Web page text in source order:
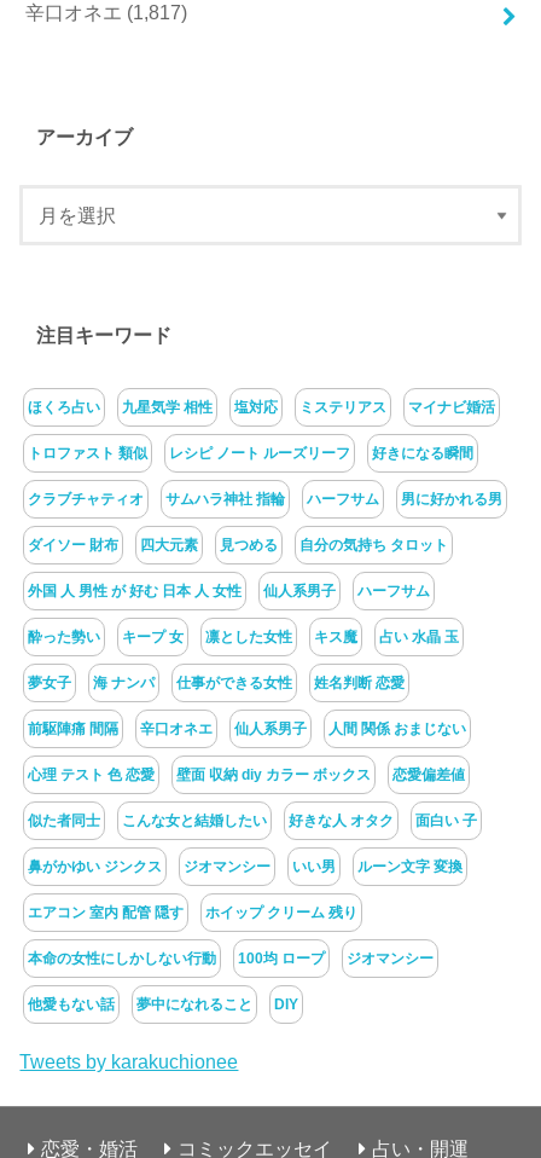
辛口オネエ (1,817)
アーカイブ
注目キーワード
ほくろ占い 九星気学 相性 塩対応 ミステリアス マイナビ婚活
トロファスト 類似 レシピ ノート ルーズリーフ 好きになる瞬間
クラブチャティオ サムハラ神社 指輪 ハーフサム 男に好かれる男
ダイソー 財布 四大元素 見つめる 自分の気持ち タロット
外国 人 男性 が 好む 日本 人 女性 仙人系男子 ハーフサム
酔った勢い キープ 女 凛とした女性 キス魔 占い 水晶 玉
夢女子 海 ナンパ 仕事ができる女性 姓名判断 恋愛
前駆陣痛 間隔 辛口オネエ 仙人系男子 人間 関係 おまじない
心理 テスト 色 恋愛 壁面 収納 diy カラー ボックス 恋愛偏差値
似た者同士 こんな女と結婚したい 好きな人 オタク 面白い 子
鼻がかゆい ジンクス ジオマンシー いい男 ルーン文字 変換
エアコン 室内 配管 隠す ホイップ クリーム 残り
本命の女性にしかしない行動 100均 ロープ ジオマンシー
他愛もない話 夢中になれること DIY
Tweets by karakuchionee
恋愛・婚活 コミックエッセイ 占い・開運